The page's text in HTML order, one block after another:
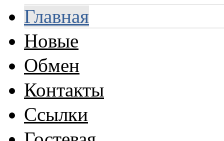
Главная
Новые
Обмен
Контакты
Ссылки